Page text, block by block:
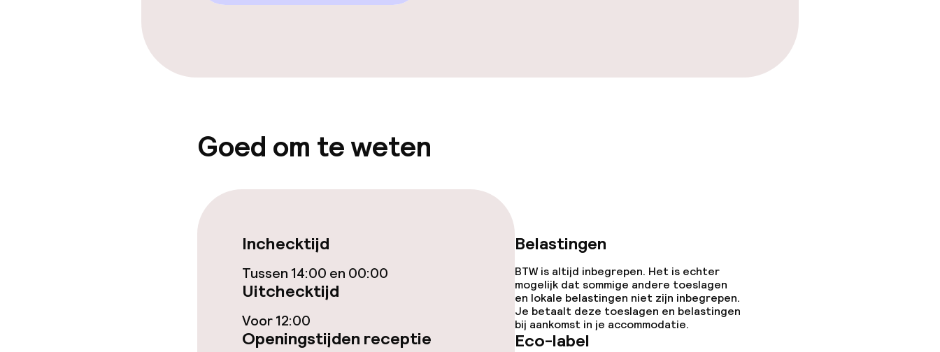
Roomservice
Faciliteiten en diensten voor kinderen
Speeltuin
Schoonmaakvoorzieningen
Wasservice
Goed om te weten
Inchecktijd
Tussen 14:00 en 00:00
Uitchecktijd
Voor 12:00
Openingstijden receptie
Belastingen
BTW is altijd inbegrepen. Het is echter
mogelijk dat sommige andere toeslagen
en lokale belastingen niet zijn inbegrepen.
Je betaalt deze toeslagen en belastingen
bij aankomst in je accommodatie.
Eco-label